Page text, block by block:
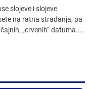
slojeve i slojeve
na ratna stradanja, pa
„crvenih“ datuma....